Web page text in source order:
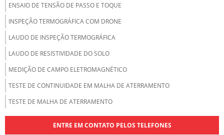
ENSAIO DE TENSÃO DE PASSO E TOQUE
INSPEÇÃO TERMOGRÁFICA COM DRONE
LAUDO DE INSPEÇÃO TERMOGRÁFICA
LAUDO DE RESISTIVIDADE DO SOLO
MEDIÇÃO DE CAMPO ELETROMAGNÉTICO
TESTE DE CONTINUIDADE EM MALHA DE ATERRAMENTO
TESTE DE MALHA DE ATERRAMENTO
ENTRE EM CONTATO PELOS TELEFONES